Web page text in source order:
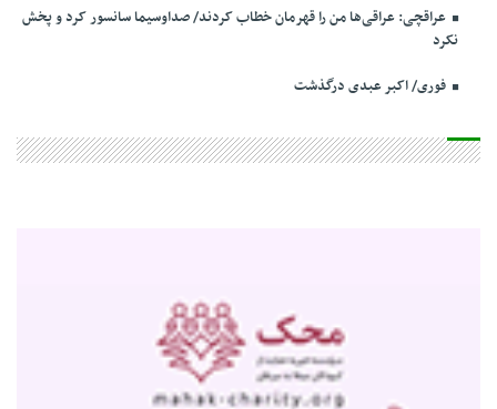
عراقچی: عراقی‌ها من را قهرمان خطاب کردند/ صداوسیما سانسور کرد و پخش
نکرد
فوری/ اکبر عبدی درگذشت